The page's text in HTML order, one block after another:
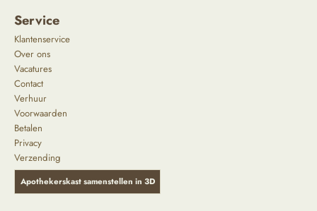
Service
Klantenservice
Over ons
Vacatures
Contact
Verhuur
Voorwaarden
Betalen
Privacy
Verzending
Apothekerskast samenstellen in 3D